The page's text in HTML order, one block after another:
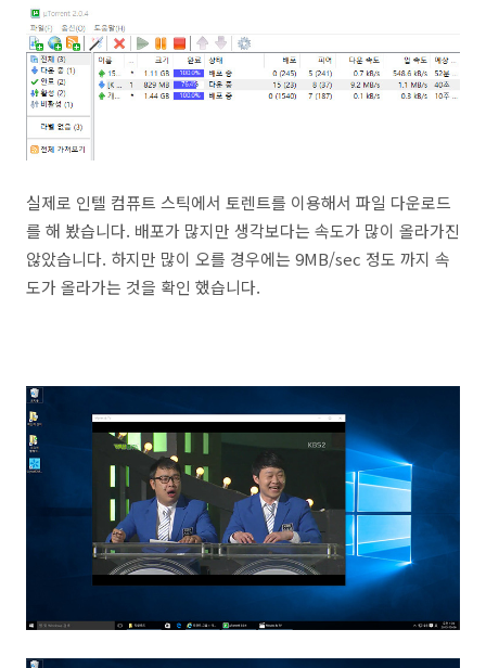
실제로 인텔 컴퓨트 스틱에서 토렌트를 이용해서 파일 다운로드
를 해 봤습니다. 배포가 많지만 생각보다는 속도가 많이 올라가진
않았습니다. 하지만 많이 오를 경우에는 9MB/sec 정도 까지 속
도가 올라가는 것을 확인 했습니다.